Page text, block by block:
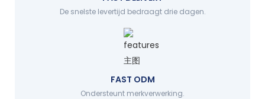
De snelste levertijd bedraagt drie dagen.
FAST ODM
Ondersteunt merkverwerking.